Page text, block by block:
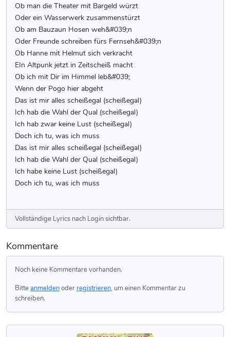
Ob man die Theater mit Bargeld würzt
Oder ein Wasserwerk zusammenstürzt
Ob am Bauzaun Hosen weh&#039;n
Oder Freunde schreiben fürs Fernseh&#039;n
Ob Hanne mit Helmut sich verkracht
EIn Altpunk jetzt in Zeitscheiß macht
Ob ich mit Dir im Himmel leb&#039;
Wenn der Pogo hier abgeht
Das ist mir alles scheißegal (scheißegal)
Ich hab die Wahl der Qual (scheißegal)
Ich hab zwar keine Lust (scheißegal)
Doch ich tu, was ich muss
Das ist mir alles scheißegal (scheißegal)
Ich hab die Wahl der Qual (scheißegal)
Ich habe keine Lust (scheißegal)
Doch ich tu, was ich muss
Vollständige Lyrics nach Login sichtbar.
Kommentare
Noch keine Kommentare vorhanden.
Bitteanmeldenoder registrieren, um einen Kommentar zu
schreiben.